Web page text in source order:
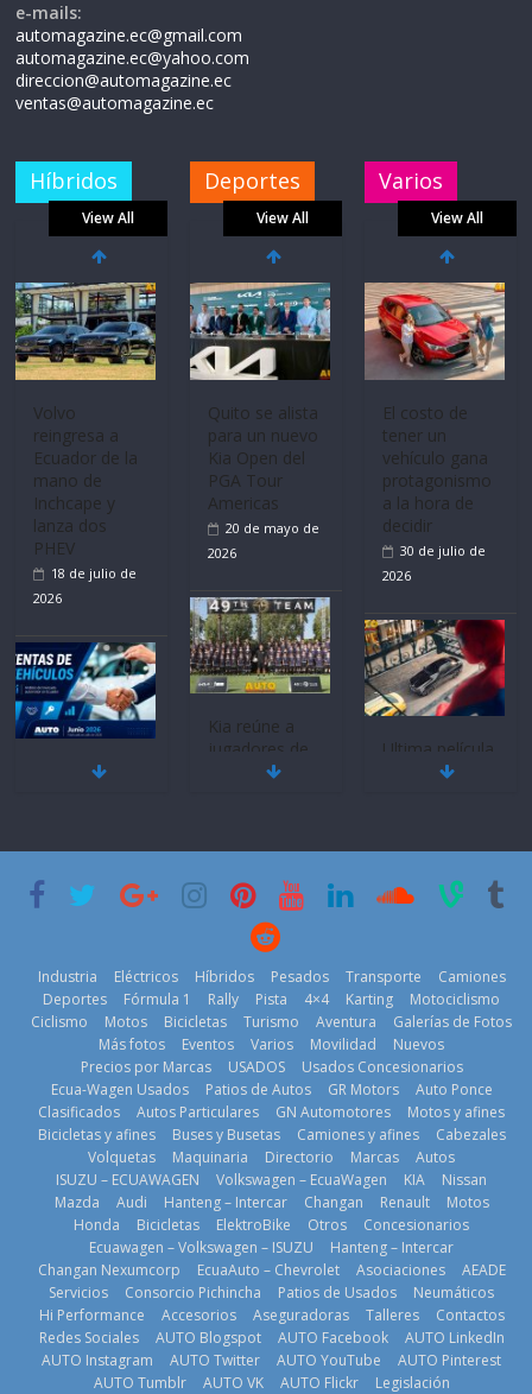
e-mails:
automagazine.ec@gmail.com
automagazine.ec@yahoo.com
direccion@automagazine.ec
ventas@automagazine.ec
Híbridos
View All
Volvo
reingresa a
Ecuador de la
mano de
Inchcape y
lanza dos
PHEV
18 de julio de
2026
Mercado
historia
11 de julio de
BMW, Toyota,
Bosch y
prueban flota
que usa
gasolina 100%
renovable
25 de julio de
2026
Deportes
View All
Quito se alista
para un nuevo
Kia Open del
PGA Tour
Americas
20 de mayo de
2026
Kia reúne a
jugadores de
fútbol de todo
2026
La Vuelta al
Ecuador 2026,
edición 47ª,
recorre 7
provincias en 8
días
1 de agosto de
2026
Varios
View All
El costo de
tener un
vehículo gana
protagonismo
a la hora de
decidir
30 de julio de
2026
Ultima película
‘Spider‑Man:
29 de julio de
¿Qué puede
pasar con tu
vehículo si
permanece
varios días sin
usar?
3 de agosto de
2026
Industria Eléctricos Híbridos Pesados Transporte
Camiones
Deportes
Fórmula 1 Rally Pista 4×4 Karting
Motociclismo
Ciclismo
Motos Bicicletas Turismo Aventura
Galerías de Fotos
Más fotos
Eventos Varios Movilidad
Nuevos
Precios por Marcas
USADOS
Usados Concesionarios
Ecua-Wagen Usados
Patios de Autos GR Motors
Auto Ponce
Clasificados
Autos Particulares GN Automotores
Motos y afines
Bicicletas y afines
Buses y Busetas Camiones y afines
Cabezales
Volquetas
Maquinaria Directorio Marcas
Autos
ISUZU – ECUAWAGEN
Volkswagen – EcuaWagen KIA
Nissan
Mazda
Audi Hanteng – Intercar Changan Renault
Motos
Honda
Bicicletas ElektroBike Otros
Concesionarios
Ecuawagen – Volkswagen – ISUZU
Hanteng – Intercar
Changan Nexumcorp
EcuaAuto – Chevrolet Asociaciones
AEADE
Servicios
Consorcio Pichincha Patios de Usados
Neumáticos
Hi Performance
Accesorios Aseguradoras Talleres
Contactos
Redes Sociales
AUTO Blogspot AUTO Facebook
AUTO LinkedIn
AUTO Instagram
AUTO Twitter AUTO YouTube
AUTO Pinterest
AUTO Tumblr
AUTO VK AUTO Flickr Legislación